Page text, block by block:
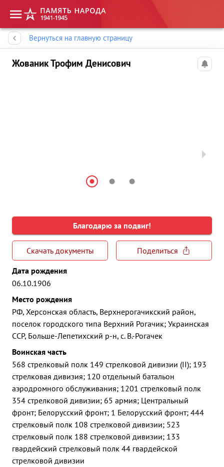
Вернуться на главную страницу
Жованик Трофим Денисович
Благодарю за подвиг!
Скачать документы
Поделиться
Дата рождения
06.10.1906
Место рождения
РФ, Херсонская область, Верхнерогачикский район,
поселок городского типа Верхний Рогачик; Украинская
ССР, Больше-Лепетихский р-н, с. В.-Рогачек
Воинская часть
568 стрелковый полк 149 стрелковой дивизии (II); 193
стрелковая дивизия; 120 отдельный батальон
аэродромного обслуживания; 1201 стрелковый полк
354 стрелковой дивизии; 65 армия; Центральный
фронт; Белорусский фронт; 1 Белорусский фронт; 444
стрелковый полк 108 стрелковой дивизии; 523
стрелковый полк 188 стрелковой дивизии; 133
гвардейский стрелковый полк 44 гвардейской
стрелковой дивизии
Память народа